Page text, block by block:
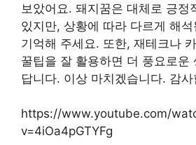
보았어요. 돼지꿈은 대체로 긍정
있지만, 상황에 따라 다르게 해
기억해 주세요. 또한, 재테크나
꿀팁을 잘 활용하면 더 풍요로운
답니다. 이상 마치겠습니다. 감사
https://www.youtube.com/
v=4iOa4pGTYFg